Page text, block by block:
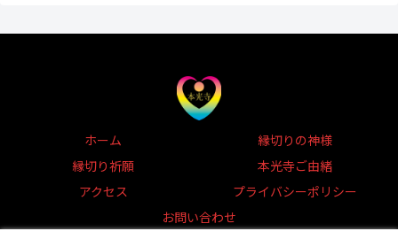
ホーム
縁切りの神様
縁切り祈願
本光寺ご由緒
アクセス
プライバシーポリシー
お問い合わせ